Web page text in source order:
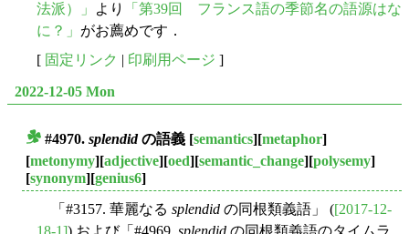
法派）」
より
「第39回 フランス語の季節名の語源はな
に？」 がお薦めです．
[ 固定リンク 印刷用ページ ]
2022-12-05 Mon
#4970. splendidの語義 [semantics][metaphor]
[metonymy][adjective][oed][semantic_change][polysemy]
[synonym][genius6]
「#3157. 華麗なる splendid の同根類義語」 ([2017-12-
18-1]) および「#4969. splendid の同根類義語のタイムラ